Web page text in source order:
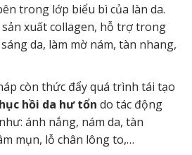
trong lớp biểu bì của làn da.
xuất collagen, hỗ trợ trong
da, làm mờ nám, tàn nhang,
còn thức đẩy quá trình tái tạo
hồi da hư tổn do tác động
ánh nắng, nám da, tàn
mụn, lỗ chân lông to,…